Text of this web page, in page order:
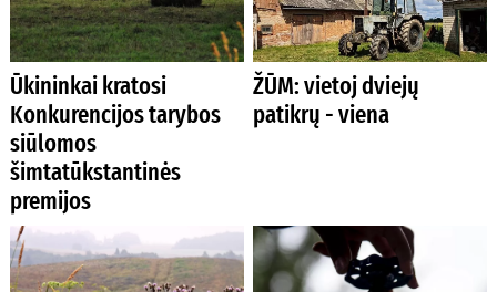
Ūkininkai kratosi
Konkurencijos tarybos
siūlomos
šimtatūkstantinės
premijos
ŽŪM: vietoj dviejų
patikrų - viena